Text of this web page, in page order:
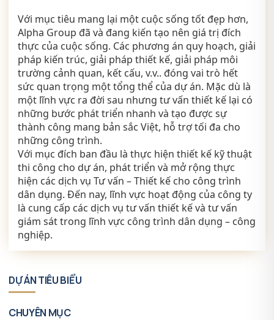
Với mục tiêu mang lại một cuộc sống tốt đẹp hơn,
Alpha Group đã và đang kiến tạo nên giá trị đích
thực của cuộc sống. Các phương án quy hoạch, giải
pháp kiến trúc, giải pháp thiết kế, giải pháp môi
trường cảnh quan, kết cấu, v.v.. đóng vai trò hết
sức quan trọng một tổng thể của dự án. Mặc dù là
một lĩnh vực ra đời sau nhưng tư vấn thiết kế lại có
những bước phát triển nhanh và tạo được sự
thành công mang bản sắc Việt, hỗ trợ tối đa cho
những công trình.
Với mục đích ban đầu là thực hiện thiết kế kỹ thuật
thi công cho dự án, phát triển và mở rộng thực
hiện các dịch vụ Tư vấn – Thiết kế cho công trình
dân dụng. Đến nay, lĩnh vực hoạt động của công ty
là cung cấp các dịch vụ tư vấn thiết kế và tư vấn
giám sát trong lĩnh vực công trình dân dụng – công
nghiệp.
DỰ ÁN TIÊU BIỂU
Thi Công Sơn Epoxy Sàn Nhà Xưởng Vinatex Bình
Định
SƠN EPOXY
Thi công sơn sàn Epoxy nhà máy dược ViDiPha
Thi công bãi đỗ xe Resort Alma – Cam Lâm, Khánh
Hòa
Thi công sàn epoxy tự san phẳng – Shop Quần Áo
Quận 3, TP. Hồ Chí Minh
Thi Công Sàn PU 6mm Bệnh Viện FV Quận 7, TP. Hồ
Chí Minh
CHUYÊN MỤC